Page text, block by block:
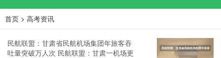
首页 > 高考资讯
民航联盟：甘肃省民航机场集团年旅客吞
吐量突破万人次 民航联盟：甘肃一机场更